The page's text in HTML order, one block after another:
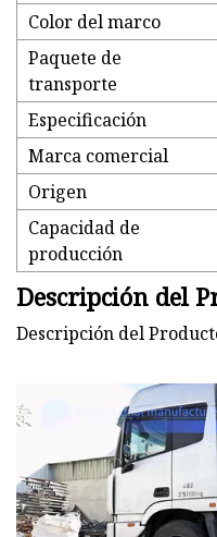
Color del marco
Paquete de
transporte
Especificación
Marca comercial
Origen
Capacidad de
producción
Descripción del
Descripción del